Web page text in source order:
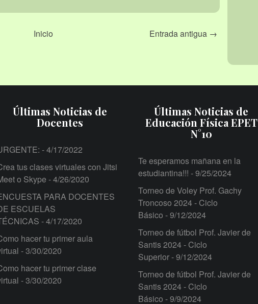
Entrada antigua →
Inicio
Últimas Noticias de
Docentes
- 4/17/2022
tus clases virtuales con Jitsi
o Skype - 4/26/2020
PARA DOCENTES
ESCUELAS
- 4/17/2020
hacer tu primer aula
- 3/30/2020
hacer tu primer clase
- 3/30/2020
Últimas Noticias de
Educación Física EPET
N°10
Te esperamos mañana en la
estudiantina!!! - 9/25/2024
Torneo de Voley Prof. Gachy
Troncoso 2024 - Ciclo
Básico - 9/12/2024
Torneo de fútbol Prof. Javier de
Santis 2024 - Ciclo
Superior- 9/12/2024
Torneo de fútbol Prof. Javier de
Santis 2024 - Ciclo
Básico - 9/9/2024